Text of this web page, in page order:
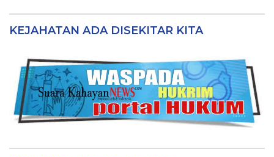
KEJAHATAN ADA DISEKITAR KITA